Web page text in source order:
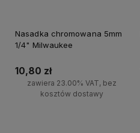
Nasadka chromowana 5mm
1/4" Milwaukee
10,80 zł
zawiera 23.00% VAT, bez
kosztów dostawy